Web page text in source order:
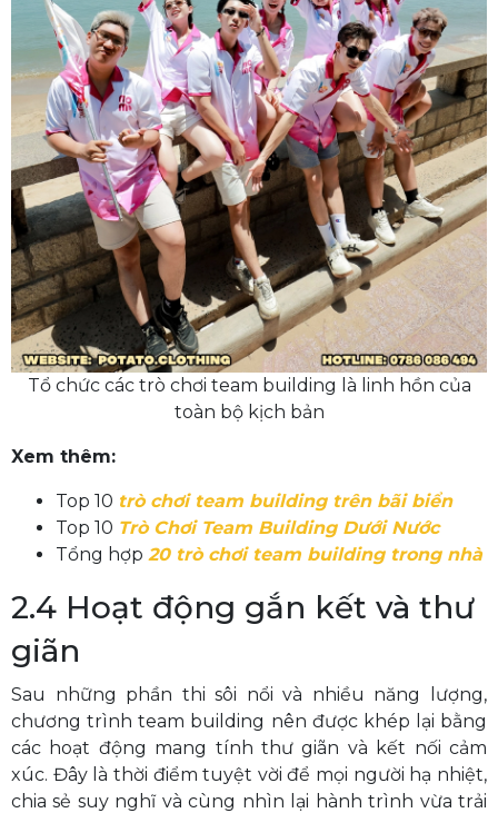
Tổ chức các trò chơi team building là linh hồn của
toàn bộ kịch bản
Xem thêm:
Top 10 trò chơi team building trên bãi biển
Top 10 Trò Chơi Team Building Dưới Nước
Tổng hợp 20 trò chơi team building trong nhà
2.4 Hoạt động gắn kết và thư
giãn
Sau những phần thi sôi nổi và nhiều năng lượng,
chương trình team building nên được khép lại bằng
các hoạt động mang tính thư giãn và kết nối cảm
xúc. Đây là thời điểm tuyệt vời để mọi người hạ nhiệt,
chia sẻ suy nghĩ và cùng nhìn lại hành trình vừa trải